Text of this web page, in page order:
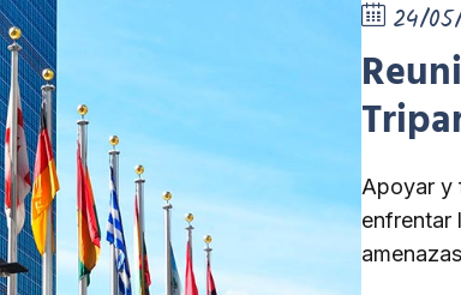
24/
que
de
Apoyar y
enfrentar